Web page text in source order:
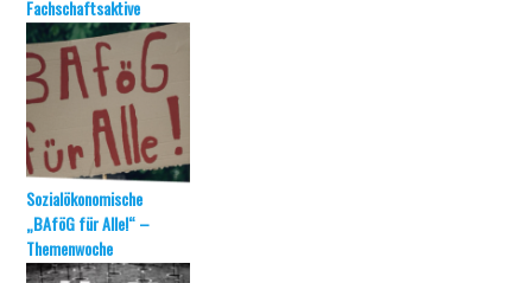
Fachschaftsaktive
Sozialökonomische
„BAföG für Alle!“ –
Themenwoche